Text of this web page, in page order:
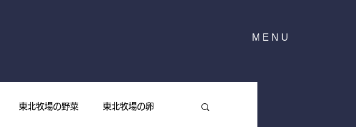
MENU
東北牧場の野菜 東北牧場の卵